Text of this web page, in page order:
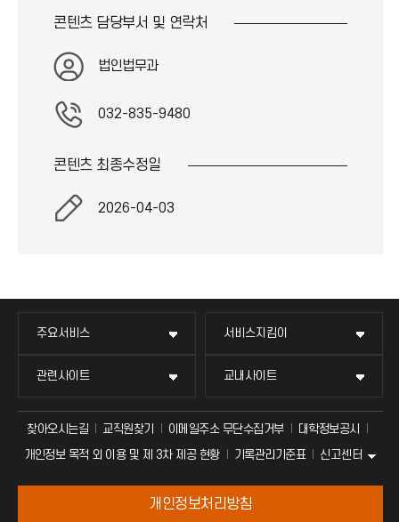
가
기
콘텐츠 담당부서 및 연락처
법인법무과
032-835-9480
콘텐츠 최종수정일
2026-04-03
주요서비스 서비스지킴이
관련사이트 교내사이트
찾아오시는길 교직원찾기 이메일주소 무단수집거부
대학정보공시
개인정보 목적 외 이용 및 제 3차 제공 현황
기록관리기준표 신고센터
개인정보처리방침